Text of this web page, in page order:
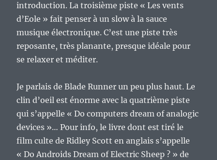
introduction. La troisième piste « Les vents
d’Eole » fait penser à un slow à la sauce
musique électronique. C’est une piste très
reposante, très planante, presque idéale pour
se relaxer et méditer.
Je parlais de Blade Runner un peu plus haut. Le
clin d’oeil est énorme avec la quatrième piste
qui s’appelle « Do computers dream of analogic
devices »… Pour info, le livre dont est tiré le
film culte de Ridley Scott en anglais s’appelle
« Do Androids Dream of Electric Sheep ? » de